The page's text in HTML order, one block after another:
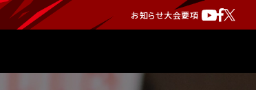
お知らせ大会要項